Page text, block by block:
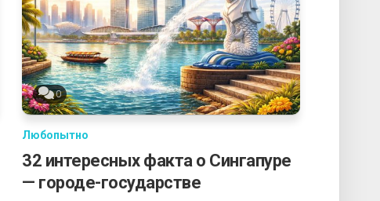
0
Любопытно
32 интересных факта о Сингапуре
— городе-государстве